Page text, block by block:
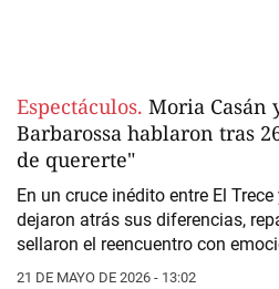
Espectáculos. Moria Casán
Barbarossa hablaron tras
de quererte"
En un cruce inédito entre El
dejaron atrás sus diferencias,
sellaron el reencuentro con
21 DE MAYO DE 2026 - 13:02